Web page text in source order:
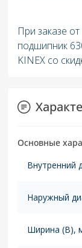
При заказе
подшипник
KINEX со
Основные
Внутренний
Наружный
Ширина (B),